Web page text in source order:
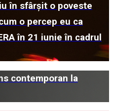
în sfârșit o poveste
o percep eu ca
în 21 iunie în cadrul
contemporan la